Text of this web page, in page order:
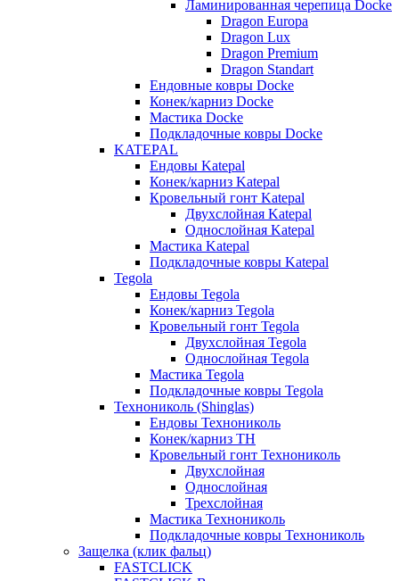
Ламинированная черепица Docke
Dragon Europa
Dragon Lux
Dragon Premium
Dragon Standart
Ендовные ковры Docke
Конек/карниз Docke
Мастика Docke
Подкладочные ковры Docke
KATEPAL
Ендовы Katepal
Конек/карниз Katepal
Кровельный гонт Katepal
Двухслойная Katepal
Однослойная Katepal
Мастика Katepal
Подкладочные ковры Katepal
Tegola
Ендовы Tegola
Конек/карниз Tegola
Кровельный гонт Tegola
Двухслойная Tegola
Однослойная Tegola
Мастика Tegola
Подкладочные ковры Tegola
Технониколь (Shinglas)
Ендовы Технониколь
Конек/карниз ТН
Кровельный гонт Технониколь
Двухслойная
Однослойная
Трехслойная
Мастика Технониколь
Подкладочные ковры Технониколь
Защелка (клик фальц)
FASTCLICK